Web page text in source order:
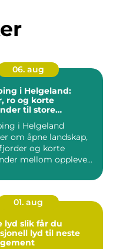
06. aug
i Helgeland:
ro og korte
til store
i Helgeland
om åpne landskap,
og korte
mellom oppleve...
01. aug
får du
lyd til neste